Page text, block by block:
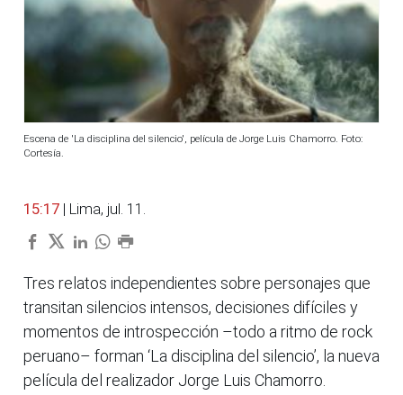
Escena de 'La disciplina del silencio', película de Jorge Luis Chamorro. Foto:
Cortesía.
15:17 | Lima, jul. 11.
Tres relatos independientes sobre personajes que
transitan silencios intensos, decisiones difíciles y
momentos de introspección –todo a ritmo de rock
peruano– forman ‘La disciplina del silencio’, la nueva
película del realizador Jorge Luis Chamorro.